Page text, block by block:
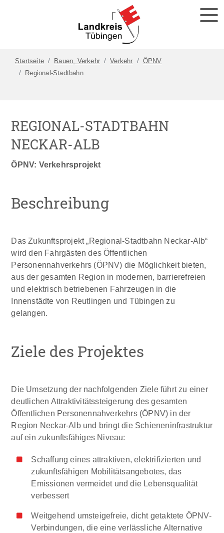
Startseite Bauen, Verkehr Verkehr
ÖPNV
Regional-Stadtbahn
REGIONAL-STADTBAHN
NECKAR-ALB
ÖPNV: Verkehrsprojekt
Beschreibung
Das Zukunftsprojekt „Regional-Stadtbahn Neckar-Alb“
wird den Fahrgästen des Öffentlichen
Personennahverkehrs (ÖPNV) die Möglichkeit bieten,
aus der gesamten Region in modernen, barrierefreien
und elektrisch betriebenen Fahrzeugen in die
Innenstädte von Reutlingen und Tübingen zu
gelangen.
Ziele des Projektes
Die Umsetzung der nachfolgenden Ziele führt zu einer
deutlichen Attraktivitätssteigerung des gesamten
Öffentlichen Personennahverkehrs (ÖPNV) in der
Region Neckar-Alb und bringt die Schieneninfrastruktur
auf ein zukunftsfähiges Niveau:
Schaffung eines attraktiven, elektrifizierten und
zukunftsfähigen Mobilitätsangebotes, das
Emissionen vermeidet und die Lebensqualität
verbessert
Weitgehend umsteigefreie, dicht getaktete ÖPNV-
Verbindungen, die eine verlässliche Alternative